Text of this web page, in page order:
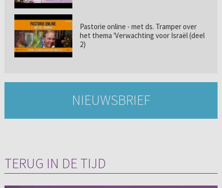
Pastorie online - met ds. Tramper over
het thema 'Verwachting voor Israël (deel
2)
NIEUWSBRIEF
TERUG IN DE TIJD